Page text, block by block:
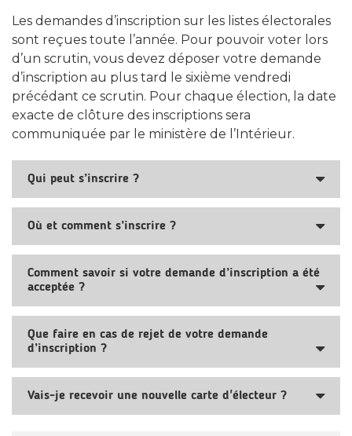
Les demandes d’inscription sur les listes électorales
sont reçues toute l’année. Pour pouvoir voter lors
d’un scrutin, vous devez déposer votre demande
d’inscription au plus tard le sixième vendredi
précédant ce scrutin. Pour chaque élection, la date
exacte de clôture des inscriptions sera
communiquée par le ministère de l’Intérieur.
Qui peut s’inscrire ?
Où et comment s’inscrire ?
Comment savoir si votre demande d’inscription a été
acceptée ?
Que faire en cas de rejet de votre demande
d’inscription ?
Vais-je recevoir une nouvelle carte d'électeur ?